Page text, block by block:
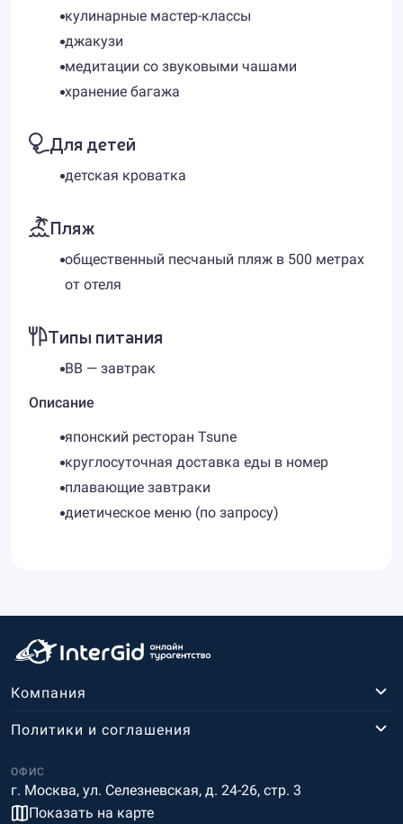
кулинарные мастер-классы
джакузи
медитации со звуковыми чашами
хранение багажа
Для детей
детская кроватка
Пляж
общественный песчаный пляж в 500 метрах
от отеля
Типы питания
BB — завтрак
Описание
японский ресторан Tsune
круглосуточная доставка еды в номер
плавающие завтраки
диетическое меню (по запросу)
Компания
ОФИС
г. Москва, ул. Селезневская, д. 24-26, стр. 3
Показать на карте
Политики и соглашения